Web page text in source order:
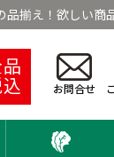
揃え！欲しい商
お問合せ